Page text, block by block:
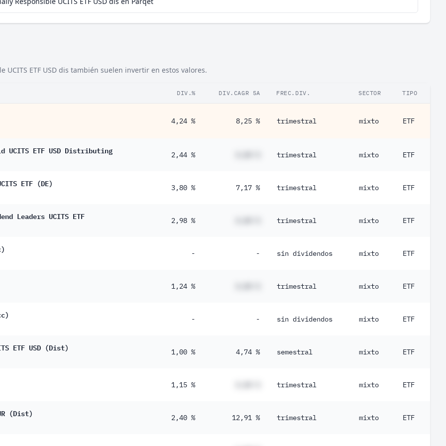
%
%UCITS ETF USD dis también suelen invertir en estos valores.
DIV.% DIV.CAGR 5A FREC.DIV. SECTOR TIPO
4,24 % 8,25 % trimestral mixto ETF
UCITS ETF USD Distributing 2,44 % trimestral mixto ETF
ETF (DE) 3,80 % 7,17 % trimestral mixto ETF
Leaders UCITS ETF 2,98 % trimestral mixto ETF
- - sin dividendos mixto ETF
1,24 % trimestral mixto ETF
- - sin dividendos mixto ETF
ETF USD (Dist) 1,00 % 4,74 % semestral mixto ETF
1,15 % trimestral mixto ETF
(Dist) 2,40 % 12,91 % trimestral mixto ETF